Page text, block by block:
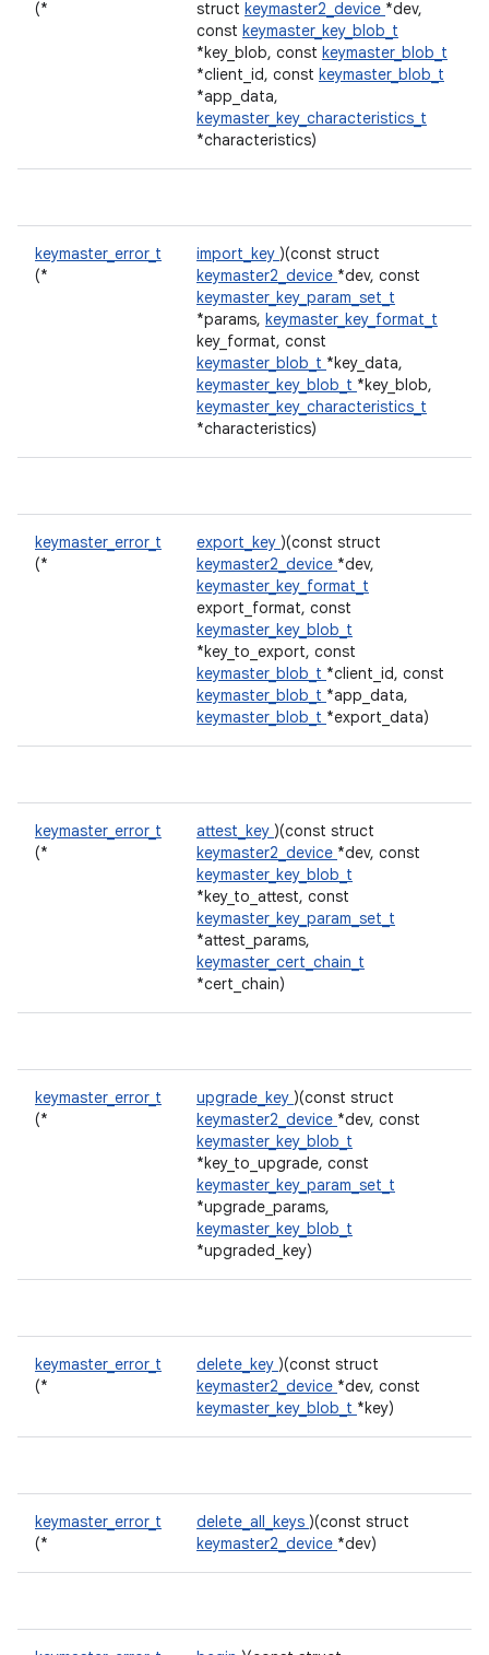
(*
struct keymaster2_device *dev,
const keymaster_key_blob_t
*key_blob, const keymaster_blob_t
*client_id, const keymaster_blob_t
*app_data,
keymaster_key_characteristics_t
*characteristics)
keymaster_error_t
(*
import_key )(const struct
keymaster2_device *dev, const
keymaster_key_param_set_t
*params, keymaster_key_format_t
key_format, const
keymaster_blob_t *key_data,
keymaster_key_blob_t *key_blob,
keymaster_key_characteristics_t
*characteristics)
keymaster_error_t
(*
export_key )(const struct
keymaster2_device *dev,
keymaster_key_format_t
export_format, const
keymaster_key_blob_t
*key_to_export, const
keymaster_blob_t *client_id, const
keymaster_blob_t *app_data,
keymaster_blob_t *export_data)
keymaster_error_t
(*
attest_key )(const struct
keymaster2_device *dev, const
keymaster_key_blob_t
*key_to_attest, const
keymaster_key_param_set_t
*attest_params,
keymaster_cert_chain_t
*cert_chain)
keymaster_error_t
(*
upgrade_key )(const struct
keymaster2_device *dev, const
keymaster_key_blob_t
*key_to_upgrade, const
keymaster_key_param_set_t
*upgrade_params,
keymaster_key_blob_t
*upgraded_key)
keymaster_error_t
(*
delete_key )(const struct
keymaster2_device *dev, const
keymaster_key_blob_t *key)
keymaster_error_t
(*
delete_all_keys )(const struct
keymaster2_device *dev)